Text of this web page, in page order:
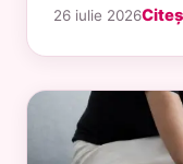
26 iulie 2026